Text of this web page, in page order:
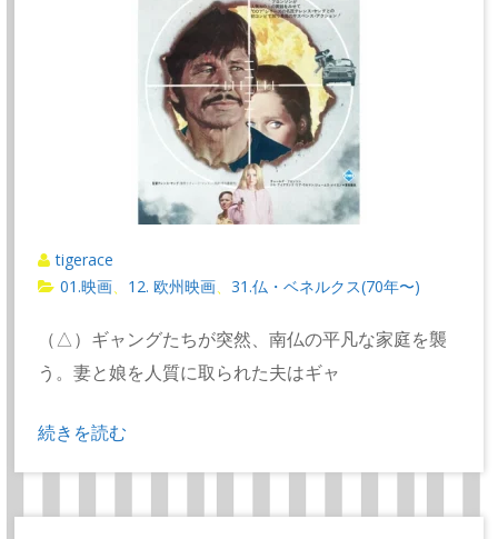
tigerace
01.映画
12. 欧州映画 、31.仏・ベネルクス(70年〜)
（△）ギャングたちが突然、南仏の平凡な家庭を襲
う。妻と娘を人質に取られた夫はギャ
続きを読む